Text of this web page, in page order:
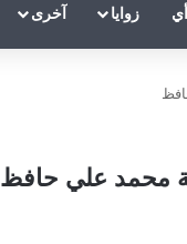
زوايا آخرى
محمد علي حافظ